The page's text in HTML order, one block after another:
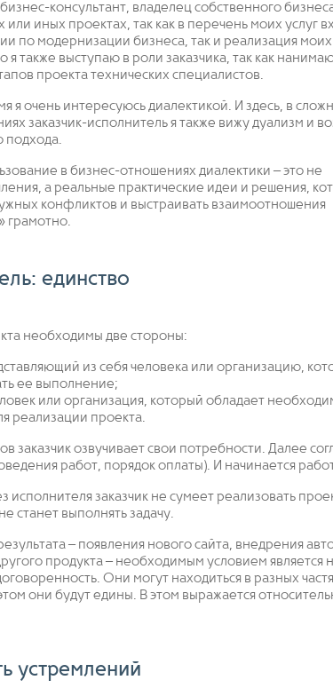
консультант, владелец собственного
иных проектах, так как в перечень моих услуг
по модернизации бизнеса, так и реализация моих
также выступаю в роли заказчика, так как
проекта технических специалистов.
я очень интересуюсь диалектикой. И здесь, в
заказчик-исполнитель я также вижу дуализм и
подхода.
в бизнес-отношениях диалектики – это не
а реальные практические идеи и решения,
конфликтов и выстраивать взаимоотношения
грамотно.
единство
необходимы две стороны:
из себя человека или организацию,
ее выполнение;
или организация, который обладает
реализации проекта.
заказчик озвучивает свои потребности. Далее
работ, порядок оплаты). И начинается
исполнителя заказчик не сумеет реализовать
станет выполнять задачу.
– появления нового сайта, внедрения
продукта – необходимым условием является
Они могут находиться в разных
они будут едины. В этом выражается
устремлений